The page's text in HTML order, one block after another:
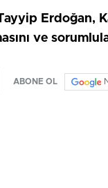
Erdoğan,
ve
ABONE OL